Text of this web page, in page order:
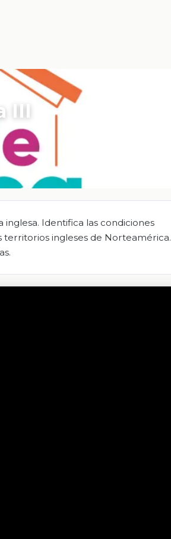
III
Identifica las condiciones
territorios ingleses de Norteamérica.